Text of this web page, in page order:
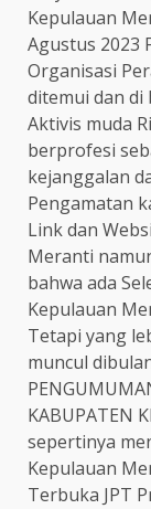
Kepulauan
Agustus 2023
Organisasi
ditemui dan di
Aktivis muda
berprofesi
kejanggalan
Pengamatan
Link dan
Meranti
bahwa ada
Kepulauan
Tetapi yang
muncul
KABUPATEN
sepertinya
Kepulauan
Terbuka JPT